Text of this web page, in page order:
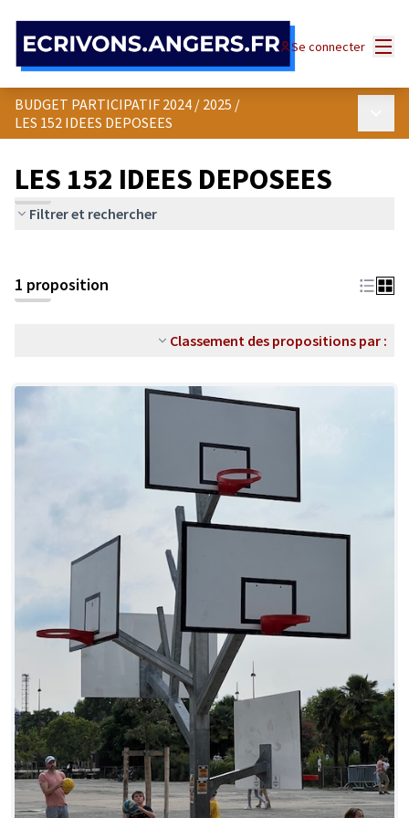
Se connecter
BUDGET PARTICIPATIF 2024 / 2025 /
LES 152 IDEES DEPOSEES
LES 152 IDEES DEPOSEES
Filtrer et rechercher
1 proposition
Classement des propositions par :